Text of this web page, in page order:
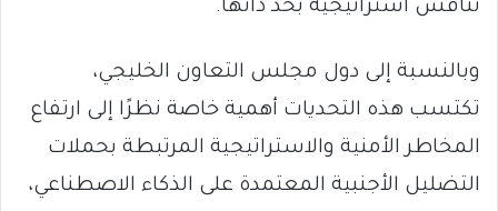
تنافس استراتيجية بحد ذاتها.
وبالنسبة إلى دول مجلس التعاون الخليجي،
تكتسب هذه التحديات أهمية خاصة نظرًا إلى ارتفاع
المخاطر الأمنية والاستراتيجية المرتبطة بحملات
التضليل الأجنبية المعتمدة على الذكاء الاصطناعي،